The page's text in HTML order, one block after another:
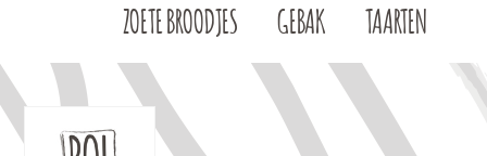
ZOETE BROODJES GEBAK TAARTEN